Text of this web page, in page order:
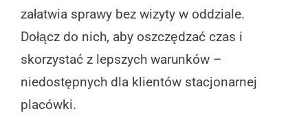
załatwia sprawy bez wizyty w oddziale.
Dołącz do nich, aby oszczędzać czas i
skorzystać z lepszych warunków –
niedostępnych dla klientów stacjonarnej
placówki.